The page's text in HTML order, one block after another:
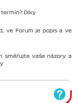
termín? Díky
ve Forum je popis a ve
směřujte vaše názory a